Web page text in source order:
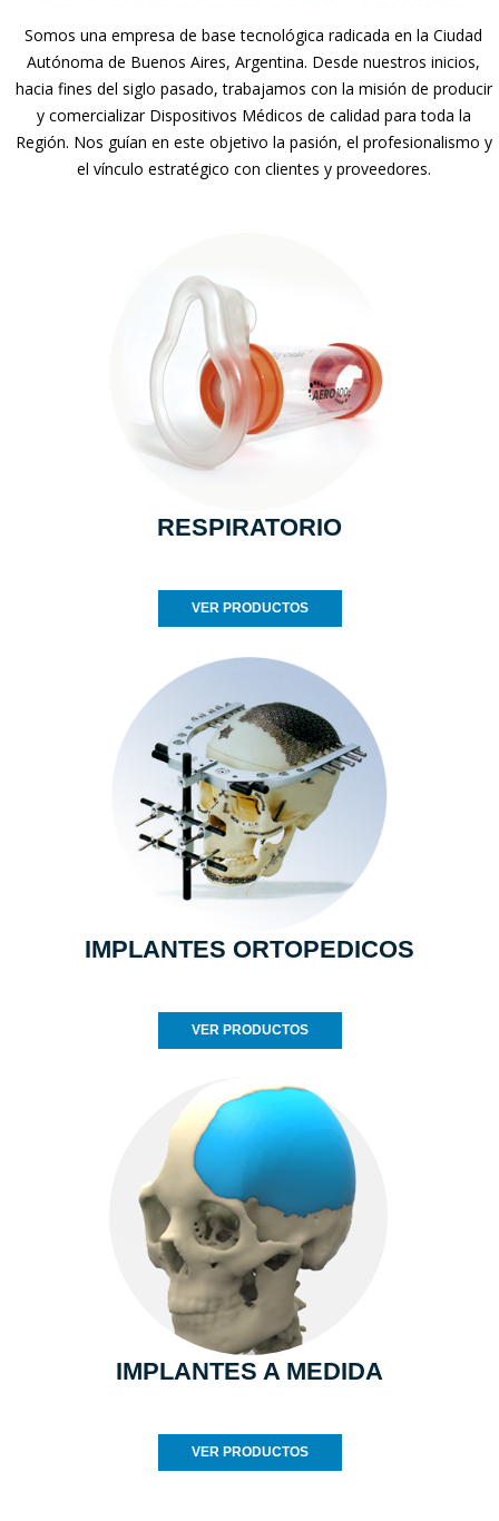
Somos una empresa de base tecnológica radicada en la Ciudad
Autónoma de Buenos Aires, Argentina. Desde nuestros inicios,
hacia fines del siglo pasado, trabajamos con la misión de producir
y comercializar Dispositivos Médicos de calidad para toda la
Región. Nos guían en este objetivo la pasión, el profesionalismo y
el vínculo estratégico con clientes y proveedores.
RESPIRATORIO
VER PRODUCTOS
IMPLANTES ORTOPEDICOS
VER PRODUCTOS
IMPLANTES A MEDIDA
VER PRODUCTOS